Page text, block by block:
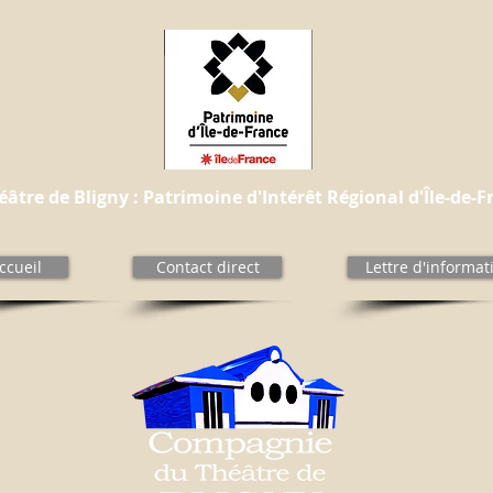
de Bligny : Patrimoine d'Intérêt Régional d'Île-de-
Contact direct Lettre